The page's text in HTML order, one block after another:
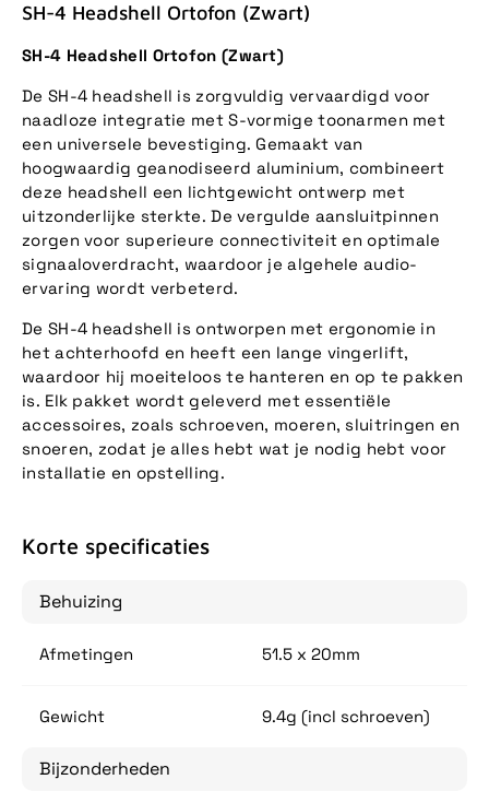
SH-4 Headshell Ortofon (Zwart)
SH-4 Headshell Ortofon (Zwart)
De SH-4 headshell is zorgvuldig vervaardigd voor
naadloze integratie met S-vormige toonarmen met
een universele bevestiging. Gemaakt van
hoogwaardig geanodiseerd aluminium, combineert
deze headshell een lichtgewicht ontwerp met
uitzonderlijke sterkte. De vergulde aansluitpinnen
zorgen voor superieure connectiviteit en optimale
signaaloverdracht, waardoor je algehele audio-
ervaring wordt verbeterd.
De SH-4 headshell is ontworpen met ergonomie in
het achterhoofd en heeft een lange vingerlift,
waardoor hij moeiteloos te hanteren en op te pakken
is. Elk pakket wordt geleverd met essentiële
accessoires, zoals schroeven, moeren, sluitringen en
snoeren, zodat je alles hebt wat je nodig hebt voor
installatie en opstelling.
Korte specificaties
Behuizing
Afmetingen 51.5 x 20mm
Gewicht 9.4g (incl schroeven)
Bijzonderheden